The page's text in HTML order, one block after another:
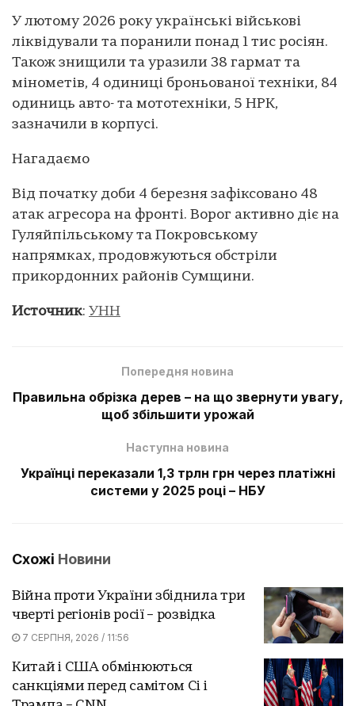
У лютому 2026 року українські військові
ліквідували та поранили понад 1 тис росіян.
Також знищили та уразили 38 гармат та
мінометів, 4 одиниці броньованої техніки, 84
одиниць авто- та мототехніки, 5 НРК,
зазначили в корпусі.
Нагадаємо
Від початку доби 4 березня зафіксовано 48
атак агресора на фронті. Ворог активно діє на
Гуляйпільському та Покровському
напрямках, продовжуються обстріли
прикордонних районів Сумщини.
Источник: УНН
Попередня новина
Правильна обрізка дерев – на що звернути увагу,
щоб збільшити урожай
Наступна новина
Українці переказали 1,3 трлн грн через платіжні
системи у 2025 році – НБУ
Схожі Новини
Війна проти України збіднила три
чверті регіонів росії – розвідка
7 СЕРПНЯ, 2026 / 11:56
Китай і США обмінюються
санкціями перед самітом Сі і